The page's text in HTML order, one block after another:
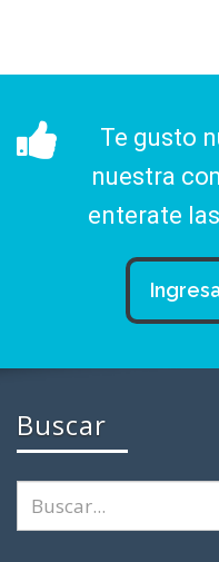
Te gusto
nuestra
enterate
Buscar